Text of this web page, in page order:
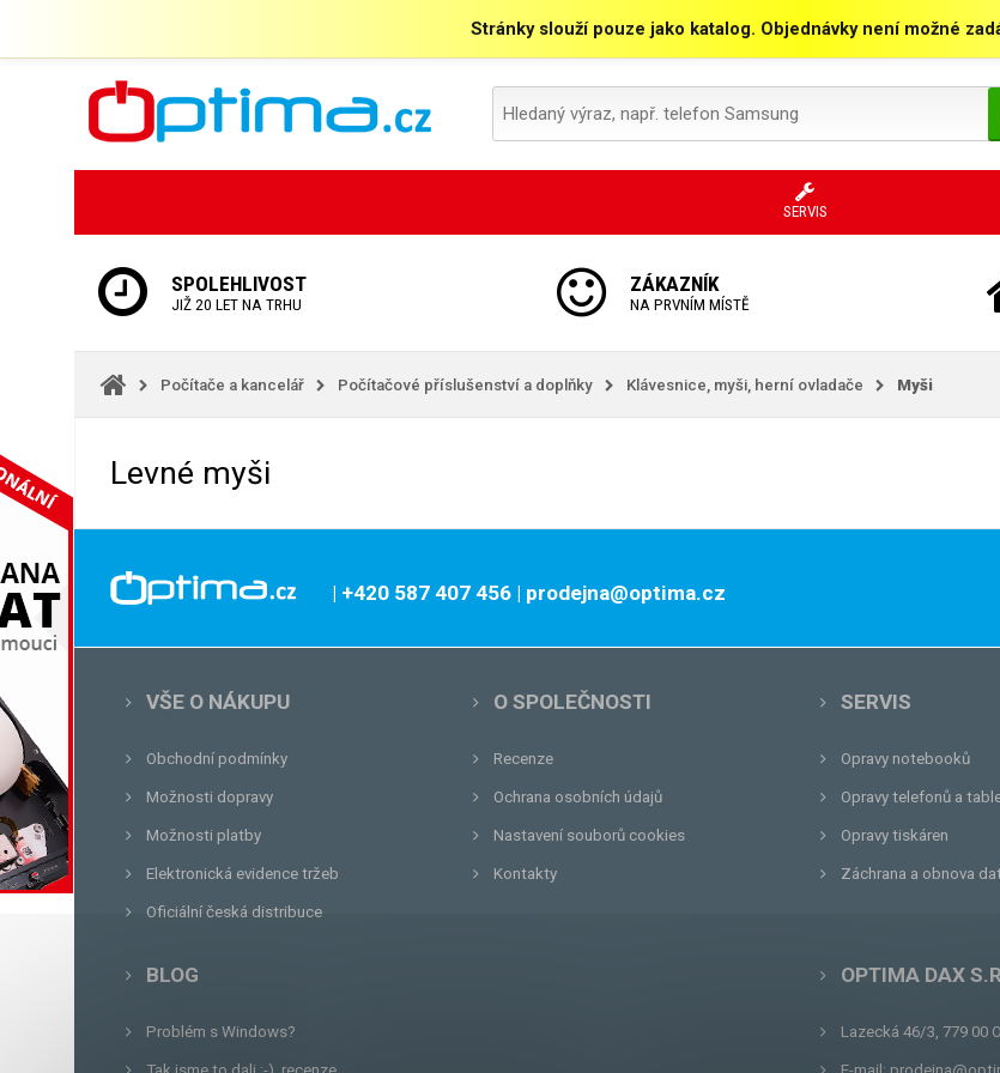
Stránky slouží pouze jako katalog. Objednávky není možné
SERVIS
SPOLEHLIVOST
JIŽ 20 LET NA TRHU
ZÁKAZNÍK
NA PRVNÍM MÍSTĚ
Počítače a kancelář Počítačové příslušenství a doplňky Klávesnice, myši, herní ovladače Myši
Levné myši
| +420 587 407 456 | prodejna@optima.cz
VŠE O NÁKUPU
Obchodní podmínky
Možnosti dopravy
Možnosti platby
Elektronická evidence tržeb
Oficiální česká distribuce
O SPOLEČNOSTI
Recenze
Ochrana osobních údajů
Nastavení souborů cookies
Kontakty
SERVIS
Opravy notebooků
Opravy telefonů a
Opravy tiskáren
Záchrana a obnova
BLOG
Problém s Windows?
OPTIMA DAX
Lazecká 46/3, 779 00